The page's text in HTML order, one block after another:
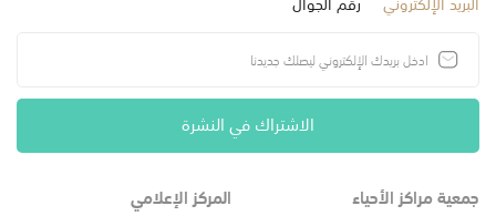
الاشتراك في النشرة
جمعية مراكز الأحياء المركز الإعلامي